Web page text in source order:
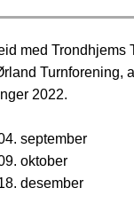
med Trondhjems
Turnforening,
2022.
september
oktober
desember